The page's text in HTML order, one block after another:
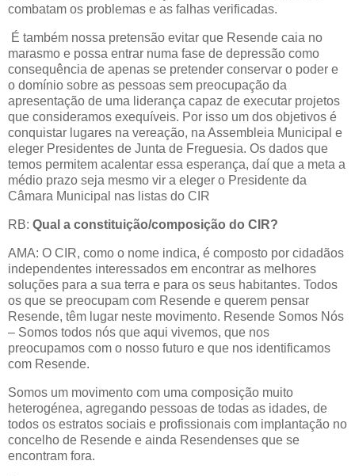
combatam os problemas e as falhas verificadas.
É também nossa pretensão evitar que Resende caia no
marasmo e possa entrar numa fase de depressão como
consequência de apenas se pretender conservar o poder e
o domínio sobre as pessoas sem preocupação da
apresentação de uma liderança capaz de executar projetos
que consideramos exequíveis. Por isso um dos objetivos é
conquistar lugares na vereação, na Assembleia Municipal e
eleger Presidentes de Junta de Freguesia. Os dados que
temos permitem acalentar essa esperança, daí que a meta a
médio prazo seja mesmo vir a eleger o Presidente da
Câmara Municipal nas listas do CIR
RB: Qual a constituição/composição do CIR?
AMA: O CIR, como o nome indica, é composto por cidadãos
independentes interessados em encontrar as melhores
soluções para a sua terra e para os seus habitantes. Todos
os que se preocupam com Resende e querem pensar
Resende, têm lugar neste movimento. Resende Somos Nós
– Somos todos nós que aqui vivemos, que nos
preocupamos com o nosso futuro e que nos identificamos
com Resende.
Somos um movimento com uma composição muito
heterogénea, agregando pessoas de todas as idades, de
todos os estratos sociais e profissionais com implantação no
concelho de Resende e ainda Resendenses que se
encontram fora.